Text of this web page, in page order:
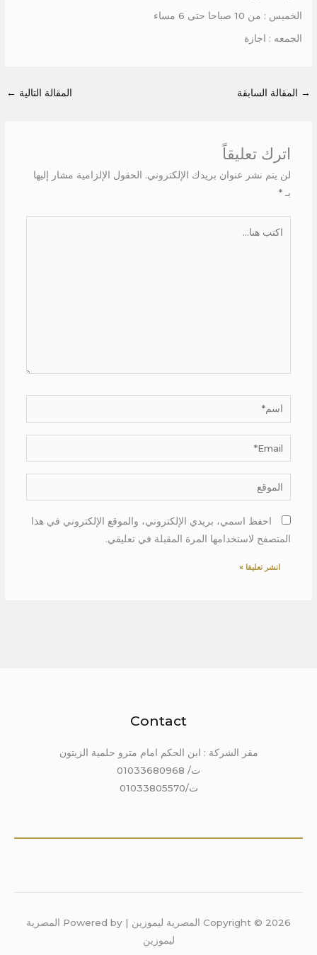
الخميس : من 10 صباحا حتى 6 مساء
الجمعه : اجازة
→ المقالة السابقة المقالة التالية ←
اترك تعليقاً
لن يتم نشر عنوان بريدك الإلكتروني. الحقول الإلزامية مشار إليها
بـ *
اسم*
Email*
الموقع
احفظ اسمي، بريدي الإلكتروني، والموقع الإلكتروني في هذا
المتصفح لاستخدامها المرة المقبلة في تعليقي.
Contact
مقر الشركة : ابن الحكم امام مترو حلمية الزيتون
ت/ 01033680968
ت/01033805570
Copyright © 2026 المصرية ليموزين | Powered by المصرية
ليموزين